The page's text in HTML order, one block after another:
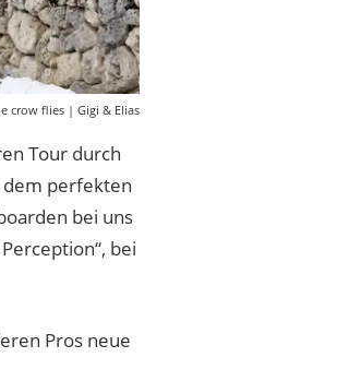
crow flies | Gigi & Elias
Tour durch
dem perfekten
bei uns
bei
Pros neue